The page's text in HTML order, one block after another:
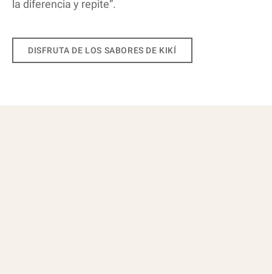
la diferencia y repite”.
DISFRUTA DE LOS SABORES DE KIKÍ